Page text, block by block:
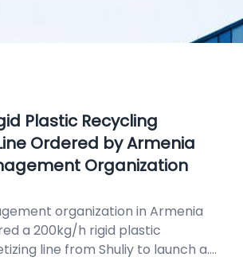
Plastic Recycling
Ordered by Armenia
Organization
organization in Armenia
a 200kg/h rigid plastic
line from Shuliy to launch a....